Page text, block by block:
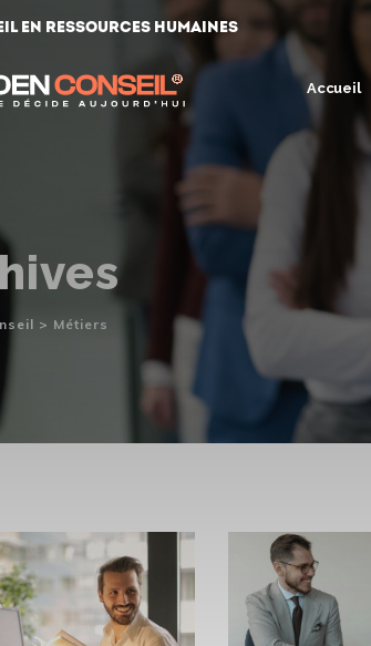
en ressources humaines
Accueil
> Métiers